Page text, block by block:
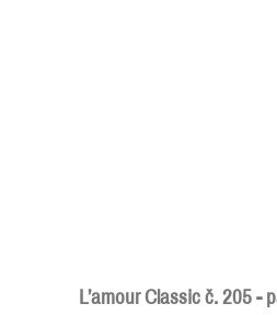
L’amour Classic č. 205